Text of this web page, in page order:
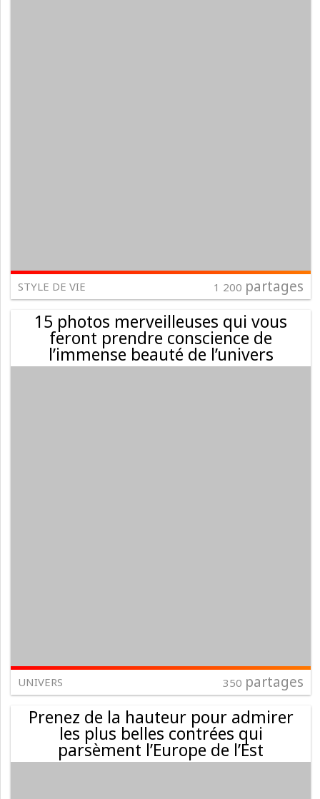
STYLE DE VIE 1 200 partages
15 photos merveilleuses qui vous
feront prendre conscience de
l’immense beauté de l’univers
UNIVERS 350 partages
Prenez de la hauteur pour admirer
les plus belles contrées qui
parsèment l’Europe de l’Est